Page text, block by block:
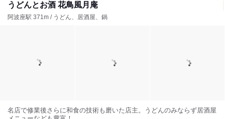
うどんとお酒 花鳥風月庵
阿波座駅 371m / うどん、居酒屋、鍋
名店で修業後さらに和食の技術も磨いた店主。うどんのみならず居酒屋